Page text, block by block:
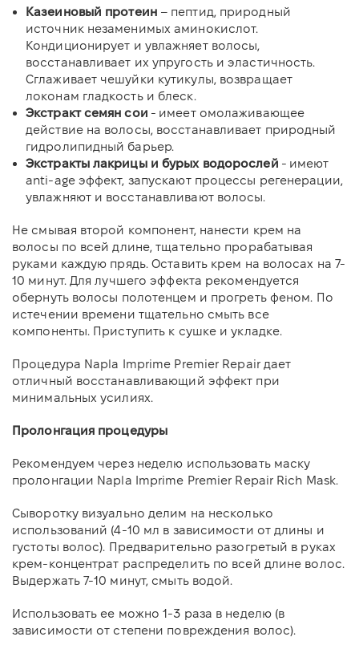
Казеиновый протеин – пептид, природный
источник незаменимых аминокислот.
Кондиционирует и увлажняет волосы,
восстанавливает их упругость и эластичность.
Сглаживает чешуйки кутикулы, возвращает
локонам гладкость и блеск.
Экстракт семян сои - имеет омолаживающее
действие на волосы, восстанавливает природный
гидролипидный барьер.
Экстракты лакрицы и бурых водорослей - имеют
anti-age эффект, запускают процессы регенерации,
увлажняют и восстанавливают волосы.
Не смывая второй компонент, нанести крем на
волосы по всей длине, тщательно прорабатывая
руками каждую прядь. Оставить крем на волосах на 7-
10 минут. Для лучшего эффекта рекомендуется
обернуть волосы полотенцем и прогреть феном. По
истечении времени тщательно смыть все
компоненты. Приступить к сушке и укладке.
Процедура Napla Imprime Premier Repair дает
отличный восстанавливающий эффект при
минимальных усилиях.
Пролонгация процедуры
Рекомендуем через неделю использовать маску
пролонгации Napla Imprime Premier Repair Rich Mask.
Сыворотку визуально делим на несколько
использований (4-10 мл в зависимости от длины и
густоты волос). Предварительно разогретый в руках
крем-концентрат распределить по всей длине волос.
Выдержать 7-10 минут, смыть водой.
Использовать ее можно 1-3 раза в неделю (в
зависимости от степени повреждения волос).